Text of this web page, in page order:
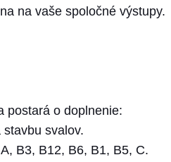
na vaše spoločné výstupy.
postará o doplnenie:
svalov.
B3, B12, B6, B1, B5, C.